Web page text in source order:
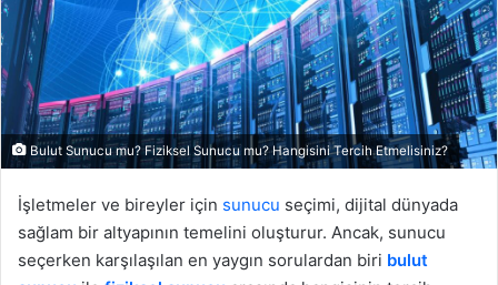
Bulut Sunucu mu? Fiziksel Sunucu mu? Hangisini Tercih Etmelisiniz?
İşletmeler ve bireyler için sunucu seçimi, dijital dünyada
sağlam bir altyapının temelini oluşturur. Ancak, sunucu
seçerken karşılaşılan en yaygın sorulardan biri bulut